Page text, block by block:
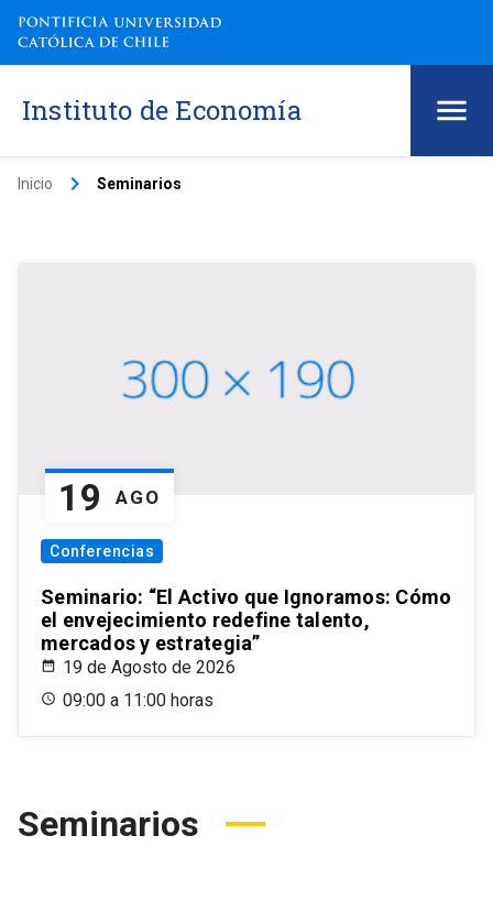
Instituto de Economía
Inicio keyboard_arrow_right Seminarios
19 AGO
Conferencias
Seminario: “El Activo que Ignoramos: Cómo
el envejecimiento redefine talento,
mercados y estrategia”
19 de Agosto de 2026
09:00 a 11:00 horas
Seminarios